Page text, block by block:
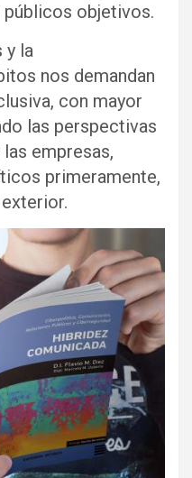
objetivos.
y la
nos demandan
con mayor
las perspectivas
empresas,
primeramente,